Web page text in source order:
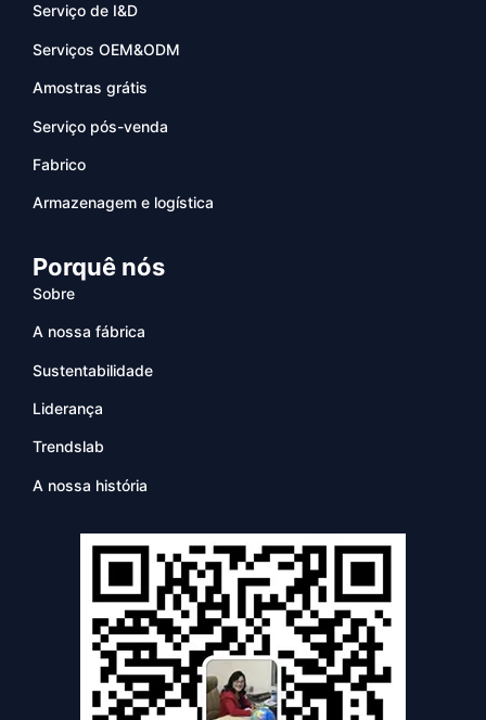
Serviço de I&D
Serviços OEM&ODM
Amostras grátis
Serviço pós-venda
Fabrico
Armazenagem e logística
Porquê nós
Sobre
A nossa fábrica
Sustentabilidade
Liderança
Trendslab
A nossa história